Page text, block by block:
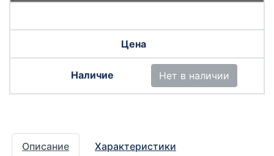
Нет в наличии
Описание Характеристики